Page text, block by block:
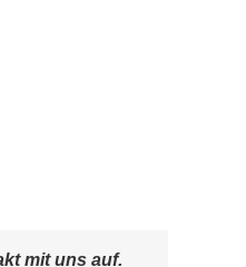
mit uns auf.